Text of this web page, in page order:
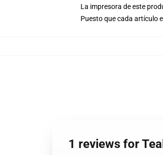
La impresora de este
Puesto que cada artículo
1 reviews for